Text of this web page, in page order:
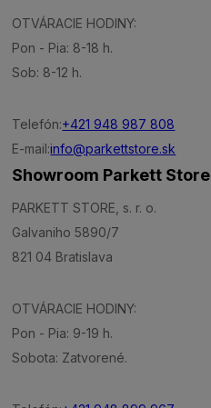
OTVÁRACIE HODINY:
Pon - Pia: 8-18 h.
Sob: 8-12 h.
Telefón:+421 948 987 808
E-mail:info@parkettstore.sk
Showroom Parkett Store
PARKETT STORE, s. r. o.
Galvaniho 5890/7
821 04 Bratislava
OTVÁRACIE HODINY:
Pon - Pia: 9-19 h.
Sobota: Zatvorené.